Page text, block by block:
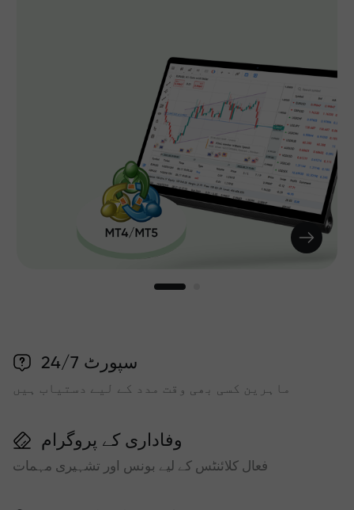
سپورٹ 24/7
ماہرین کسی بھی وقت مدد کے لیے دستیاب ہیں
وفاداری کے پروگرام
فعال کلائنٹس کے لیے بونس اور تشہیری مہمات